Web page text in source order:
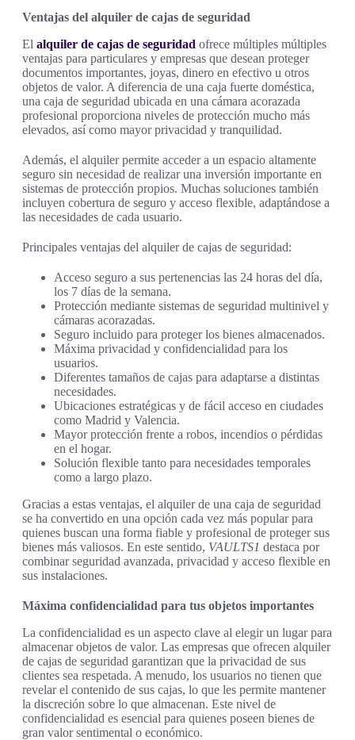
Ventajas del alquiler de cajas de seguridad
El alquiler de cajas de seguridad ofrece múltiples múltiples
ventajas para particulares y empresas que desean proteger
documentos importantes, joyas, dinero en efectivo u otros
objetos de valor. A diferencia de una caja fuerte doméstica,
una caja de seguridad ubicada en una cámara acorazada
profesional proporciona niveles de protección mucho más
elevados, así como mayor privacidad y tranquilidad.
Además, el alquiler permite acceder a un espacio altamente
seguro sin necesidad de realizar una inversión importante en
sistemas de protección propios. Muchas soluciones también
incluyen cobertura de seguro y acceso flexible, adaptándose a
las necesidades de cada usuario.
Principales ventajas del alquiler de cajas de seguridad:
Acceso seguro a sus pertenencias las 24 horas del día,
los 7 días de la semana.
Protección mediante sistemas de seguridad multinivel y
cámaras acorazadas.
Seguro incluido para proteger los bienes almacenados.
Máxima privacidad y confidencialidad para los
usuarios.
Diferentes tamaños de cajas para adaptarse a distintas
necesidades.
Ubicaciones estratégicas y de fácil acceso en ciudades
como Madrid y Valencia.
Mayor protección frente a robos, incendios o pérdidas
en el hogar.
Solución flexible tanto para necesidades temporales
como a largo plazo.
Gracias a estas ventajas, el alquiler de una caja de seguridad
se ha convertido en una opción cada vez más popular para
quienes buscan una forma fiable y profesional de proteger sus
bienes más valiosos. En este sentido, VAULTS1 destaca por
combinar seguridad avanzada, privacidad y acceso flexible en
sus instalaciones.
Máxima confidencialidad para tus objetos importantes
La confidencialidad es un aspecto clave al elegir un lugar para
almacenar objetos de valor. Las empresas que ofrecen alquiler
de cajas de seguridad garantizan que la privacidad de sus
clientes sea respetada. A menudo, los usuarios no tienen que
revelar el contenido de sus cajas, lo que les permite mantener
la discreción sobre lo que almacenan. Este nivel de
confidencialidad es esencial para quienes poseen bienes de
gran valor sentimental o económico.